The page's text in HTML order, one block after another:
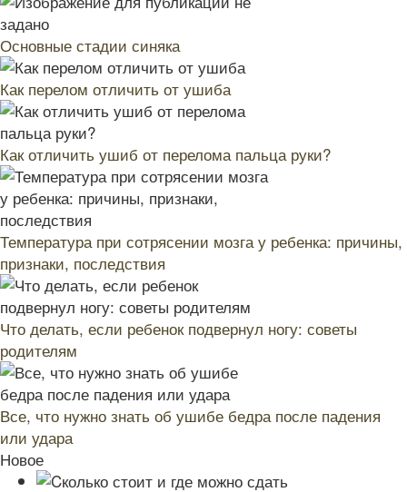
Основные стадии синяка
Как перелом отличить от ушиба
Как отличить ушиб от перелома пальца руки?
Температура при сотрясении мозга у ребенка: причины,
признаки, последствия
Что делать, если ребенок подвернул ногу: советы
родителям
Все, что нужно знать об ушибе бедра после падения
или удара
Новое